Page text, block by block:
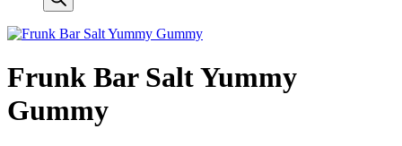
Frunk Bar Salt Yummy
Gummy